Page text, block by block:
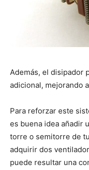
Además, el disipador
adicional, mejorando
Para reforzar este
es buena idea añadir
torre o semitorre de
adquirir dos
puede resultar una